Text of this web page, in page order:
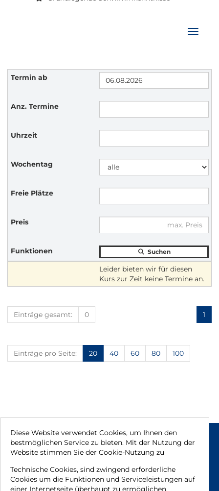
Suchen
Leider bieten wir für diesen
Kurs zur Zeit keine Termine an.
1
Einträge gesamt: 0
Einträge pro Seite: 20 40 60 80 100
Rechtliche Hinweise
Impressum
AGB
Datenschutzhinweise
Diese Website verwendet Cookies, um Ihnen den
bestmöglichen Service zu bieten. Mit der Nutzung der
Website stimmen Sie der Cookie-Nutzung zu
Technische Cookies, sind zwingend erforderliche
Cookies um die Funktionen und Serviceleistungen auf
einer Internetseite überhaupt zu ermöglichen.